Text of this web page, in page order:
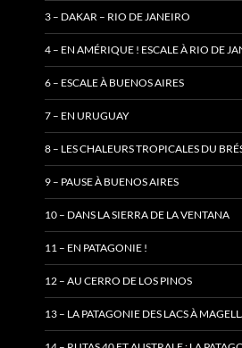
3 – DAKAR – RIO DE JANEIRO
4 – EN AMÉRIQUE ! ESCALE À RIO DE
6 – ESCALE À BUENOS AIRES
7 – EN URUGUAY
8 – LES CHALEURS TROPICALES DU
9 – PAUSE À BUENOS AIRES
10 – DANS LA SIERRA DE LA VENTANA
11 – EN PATAGONIE !
12 – AU CERRO DE LOS PINOS
13 – LA PATAGONIE DES LACS À